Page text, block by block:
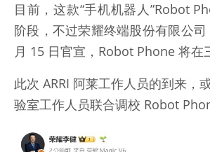
目前，这款“手机机器人”Robot
阶段，不过荣耀终端股份有限公司
月 15 日官宣，Robot Phone 将在
此次 ARRI 阿莱工作人员的到来，
验室工作人员联合调校 Robot